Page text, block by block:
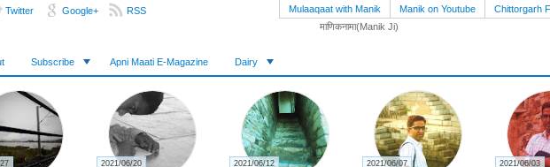
Twitter Google+ RSS Mulaaqaat with Manik Manik on Youtube Chittorgarh
Subscribe Apni Maati E-Magazine Dairy
2021/06/20 2021/06/12 2021/06/07 2021/06/03